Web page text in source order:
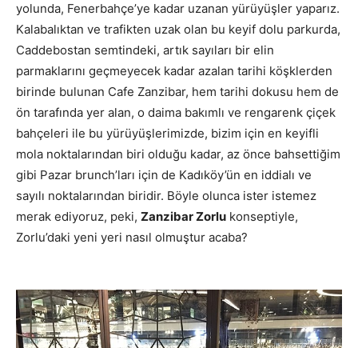
yolunda, Fenerbahçe’ye kadar uzanan yürüyüşler yaparız.
Kalabalıktan ve trafikten uzak olan bu keyif dolu parkurda,
Caddebostan semtindeki, artık sayıları bir elin
parmaklarını geçmeyecek kadar azalan tarihi köşklerden
birinde bulunan Cafe Zanzibar, hem tarihi dokusu hem de
ön tarafında yer alan, o daima bakımlı ve rengarenk çiçek
bahçeleri ile bu yürüyüşlerimizde, bizim için en keyifli
mola noktalarından biri olduğu kadar, az önce bahsettiğim
gibi Pazar brunch’ları için de Kadıköy’ün en iddialı ve
sayılı noktalarından biridir. Böyle olunca ister istemez
merak ediyoruz, peki, Zanzibar Zorlu konseptiyle,
Zorlu’daki yeni yeri nasıl olmuştur acaba?